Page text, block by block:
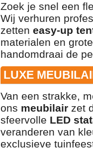
Zoek je snel een
Wij verhuren
zetten easy-up
materialen en
handomdraai de
LUXE
Van een strakke,
ons meubilair zet
sfeervolle LED
veranderen van
exclusieve